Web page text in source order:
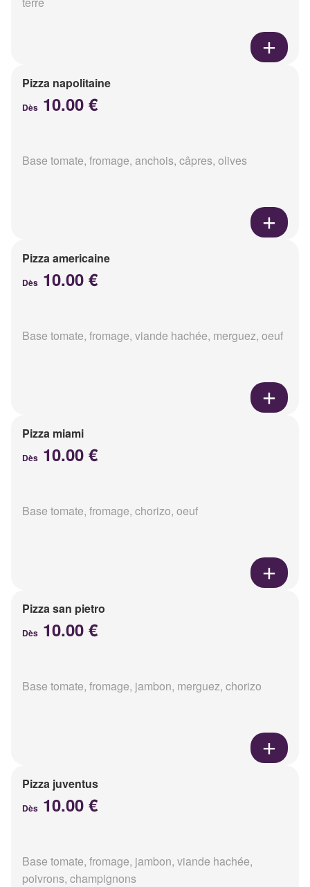
Pizza napolitaine
Dès 10.00 €
Base tomate, fromage, anchois, câpres, olives
Pizza americaine
Dès 10.00 €
Base tomate, fromage, viande hachée, merguez, oeuf
Pizza miami
Dès 10.00 €
Base tomate, fromage, chorizo, oeuf
Pizza san pietro
Dès 10.00 €
Base tomate, fromage, jambon, merguez, chorizo
Pizza juventus
Dès 10.00 €
Base tomate, fromage, jambon, viande hachée,
poivrons, champignons